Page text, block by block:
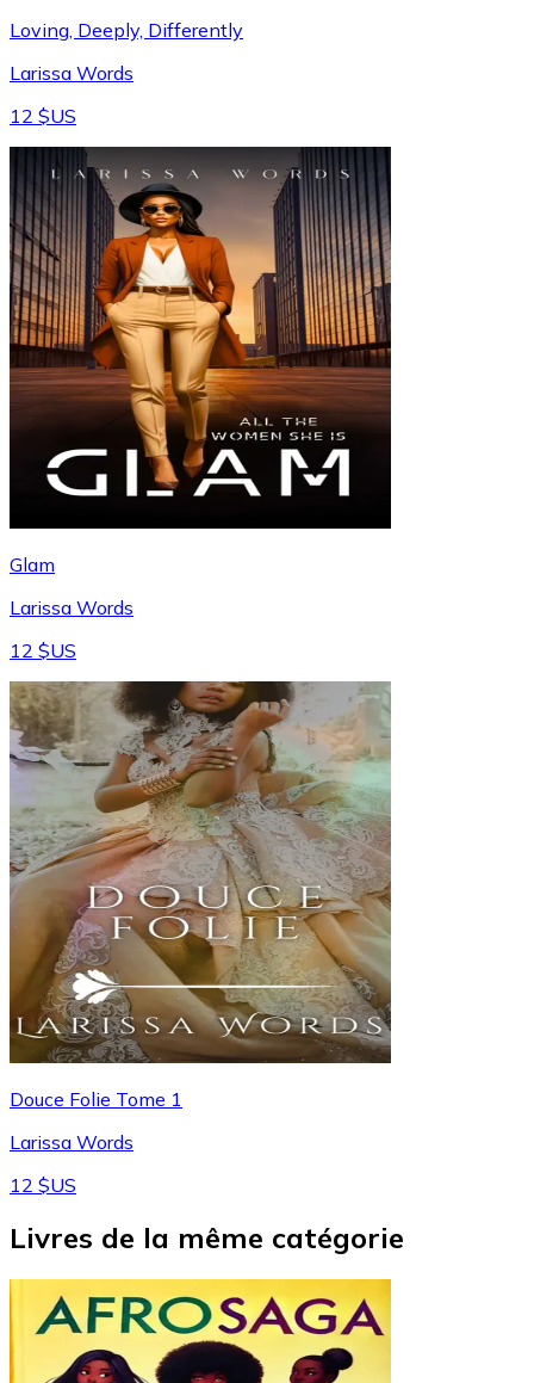
Loving, Deeply, Differently
Larissa Words
12 $US
Glam
Larissa Words
12 $US
Douce Folie Tome 1
Larissa Words
12 $US
Livres de la même catégorie